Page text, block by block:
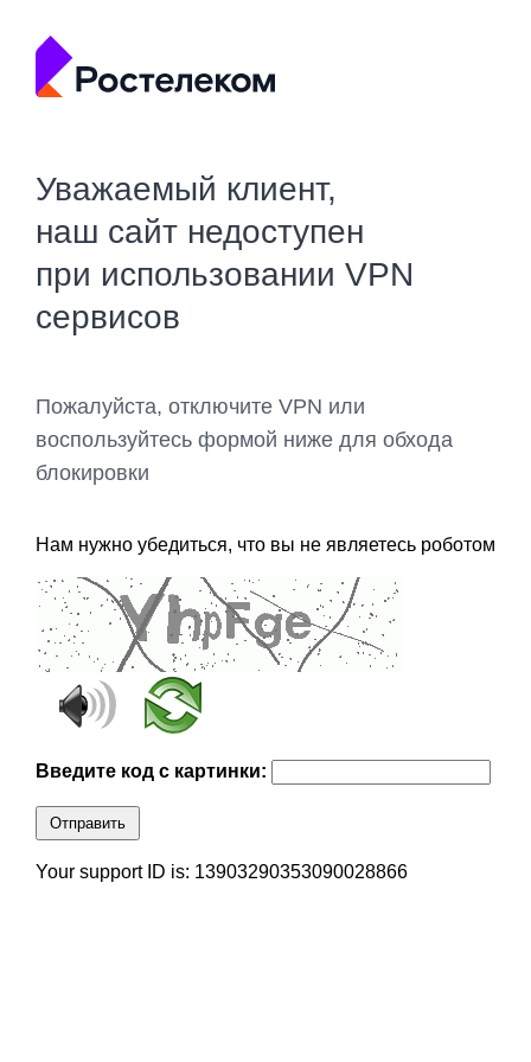
Уважаемый клиент,
наш сайт недоступен
при использовании VPN
сервисов
Пожалуйста, отключите VPN или
воспользуйтесь формой ниже для обхода
блокировки
Нам нужно убедиться, что вы не являетесь роботом
Введите код с картинки:
Отправить
Your support ID is: 13903290353090028866